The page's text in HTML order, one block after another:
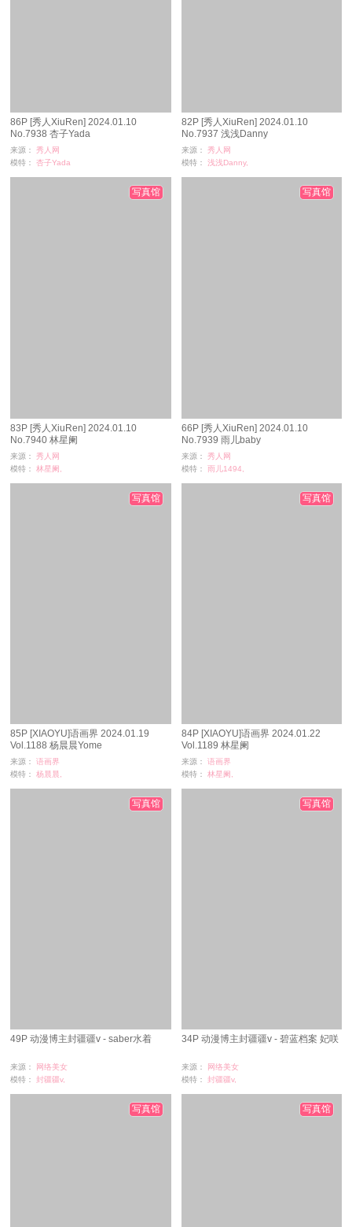
86P [秀人XiuRen] 2024.01.10
No.7938 杏子Yada
来源：
秀人网
模特：
杏子Yada
浏览：293
82P [秀人XiuRen] 2024.01.10
No.7937 浅浅Danny
来源：
秀人网
模特：
浅浅Danny,
浏览：34
83P [秀人XiuRen] 2024.01.10
No.7940 林星阑
来源：
秀人网
模特：
林星阑,
写真馆
66P [秀人XiuRen] 2024.01.10
No.7939 雨儿baby
来源：
秀人网
模特：
雨儿1494,
写真馆
85P [XIAOYU]语画界 2024.01.19
Vol.1188 杨晨晨Yome
来源：
语画界
模特：
杨晨晨,
写真馆
84P [XIAOYU]语画界 2024.01.22
Vol.1189 林星阑
来源：
语画界
模特：
林星阑,
写真馆
49P 动漫博主封疆疆v - saber水着
来源：
网络美女
模特：
封疆疆v,
浏览：10
写真馆
34P 动漫博主封疆疆v - 碧蓝档案 妃咲
来源：
网络美女
模特：
封疆疆v,
浏览：2
写真馆
写真馆 写真馆